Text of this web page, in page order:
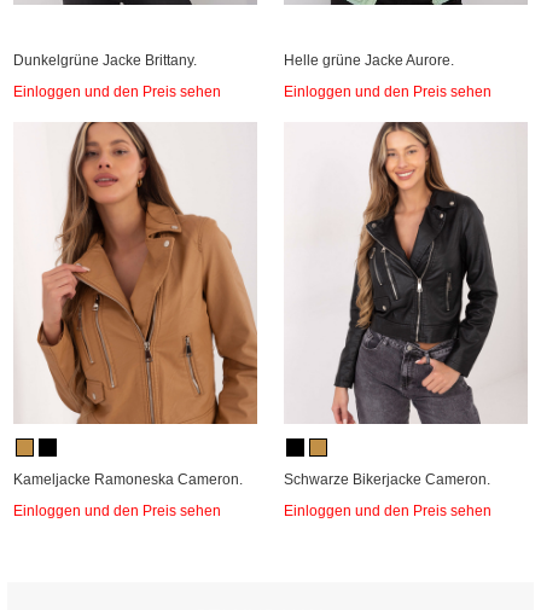
Dunkelgrüne Jacke Brittany.
Einloggen und den Preis sehen
Helle grüne Jacke Aurore.
Einloggen und den Preis sehen
Kameljacke Ramoneska Cameron.
Einloggen und den Preis sehen
Schwarze Bikerjacke Cameron.
Einloggen und den Preis sehen